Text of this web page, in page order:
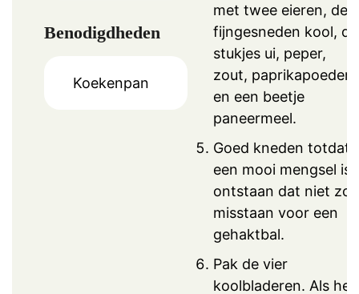
Benodigdheden
Koekenpan
met twee eieren, de
fijngesneden kool, de
stukjes ui, peper,
zout, paprikapoeder
en een beetje
paneermeel.
Goed kneden totdat
een mooi mengsel is
ontstaan dat niet zou
misstaan voor een
gehaktbal.
Pak de vier
koolbladeren. Als het